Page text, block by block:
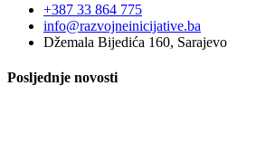
+387 33 864 775
info@razvojneinicijative.ba
Džemala Bijedića 160, Sarajevo
Posljednje novosti